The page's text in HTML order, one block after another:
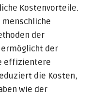
Kostenvorteile.
der
der
effizientere
die Kosten,
wie der